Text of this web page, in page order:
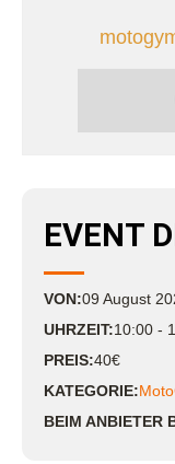
EVENT
VON:09 August
UHRZEIT:10:00 -
PREIS:40€
KATEGORIE:
BEIM ANBIETER